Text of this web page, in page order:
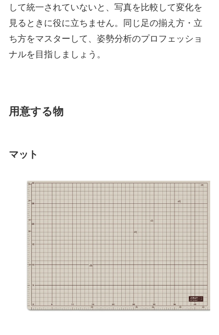
して統一されていないと、写真を比較して変化を
見るときに役に立ちません。同じ足の揃え方・立
ち方をマスターして、姿勢分析のプロフェッショ
ナルを目指しましょう。
用意する物
マット